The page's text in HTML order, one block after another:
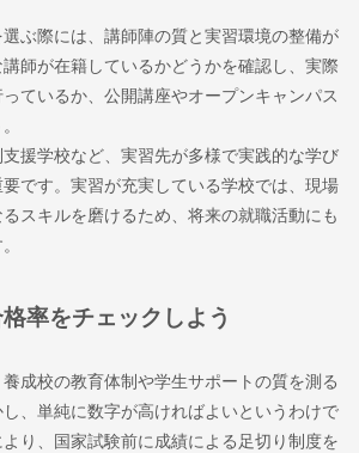
ぶ際には、講師陣の質と実習環境の整備が
師が在籍しているかどうかを確認し、実際
ているか、公開講座やオープンキャンパス
援学校など、実習先が多様で実践的な学び
です。実習が充実している学校では、現場
スキルを磨けるため、将来の就職活動にも
率をチェックしよう
成校の教育体制や学生サポートの質を測る
、単純に数字が高ければよいというわけで
り、国家試験前に成績による足切り制度を